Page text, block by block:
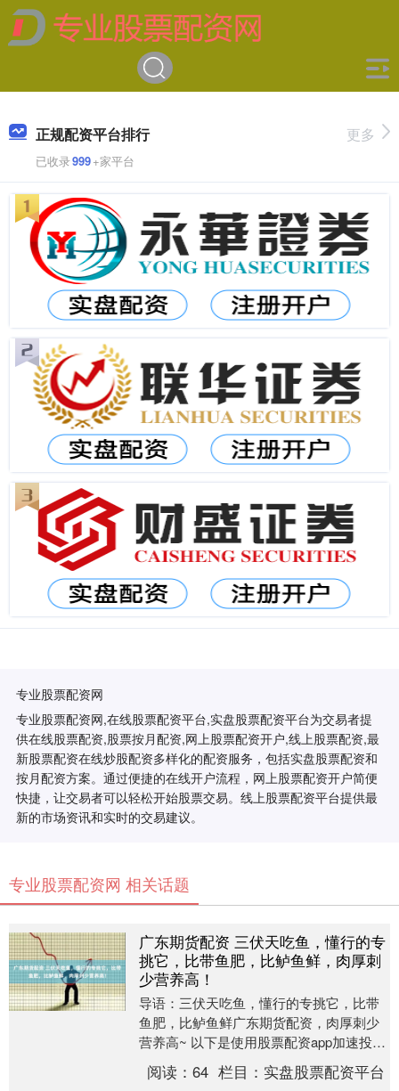
正规配资平台排行
已收录999+家平台
更多
专业股票配资网
专业股票配资网,在线股票配资平台,实盘股票配资平台为交易者提
供在线股票配资,股票按月配资,网上股票配资开户,线上股票配资,最
新股票配资在线炒股配资多样化的配资服务，包括实盘股票配资和
按月配资方案。通过便捷的在线开户流程，网上股票配资开户简便
快捷，让交易者可以轻松开始股票交易。线上股票配资平台提供最
新的市场资讯和实时的交易建议。
专业股票配资网 相关话题
广东期货配资 三伏天吃鱼，懂行的专
挑它，比带鱼肥，比鲈鱼鲜，肉厚刺
少营养高！
导语：三伏天吃鱼，懂行的专挑它，比带
鱼肥，比鲈鱼鲜广东期货配资，肉厚刺少
营养高~ 以下是使用股票配资app加速投资
效果的几个优势： 三伏天到了，高温炎热
的天气使....
阅读：64 栏目： 实盘股票配资平台